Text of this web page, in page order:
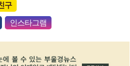
구
인스타그램